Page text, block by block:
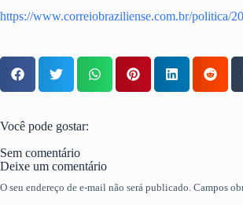
https://www.correiobraziliense.com.br/politica/
Você pode gostar:
Sem comentário
Deixe um comentário
O seu endereço de e-mail não será publicado. Campos